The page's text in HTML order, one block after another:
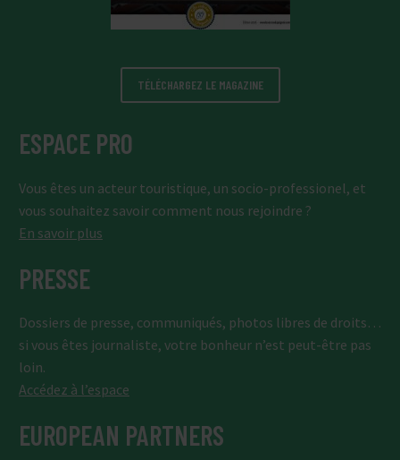
TÉLÉCHARGEZ LE MAGAZINE
ESPACE PRO
Vous êtes un acteur touristique, un socio-professionel, et
vous souhaitez savoir comment nous rejoindre ?
En savoir plus
PRESSE
Dossiers de presse, communiqués, photos libres de droits…
si vous êtes journaliste, votre bonheur n’est peut-être pas
loin.
Accédez à l’espace
EUROPEAN PARTNERS